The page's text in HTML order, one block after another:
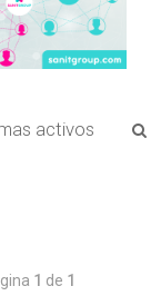
activos
1 de 1